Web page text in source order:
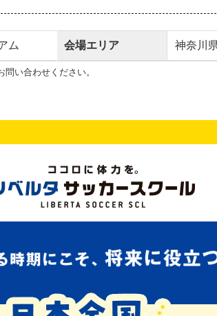
ム 会場エリア 神奈川
い合わせください。